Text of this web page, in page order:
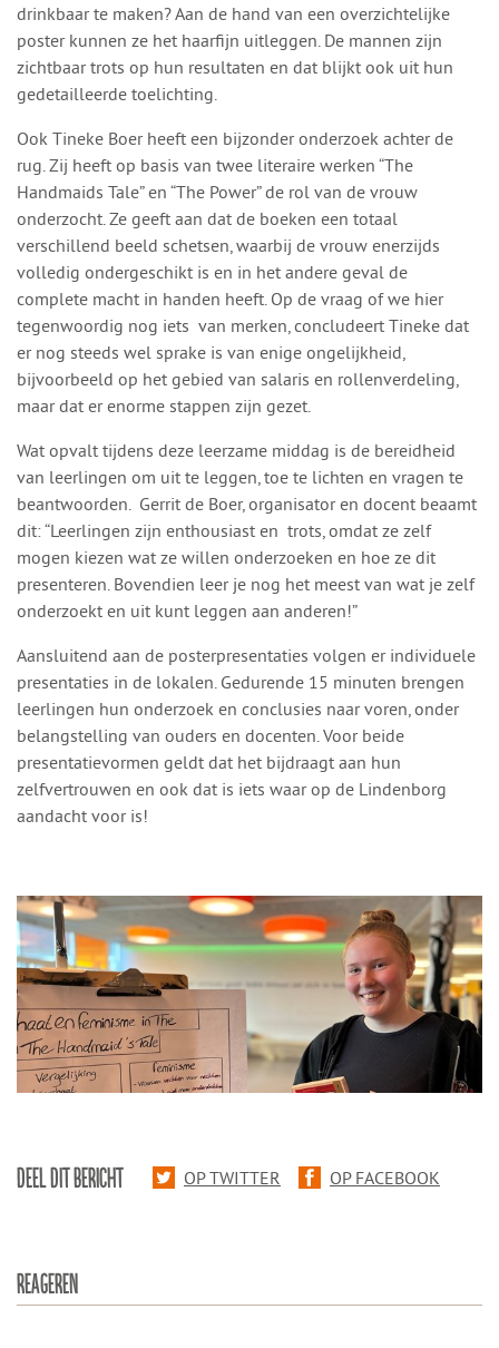
drinkbaar te maken? Aan de hand van een overzichtelijke
poster kunnen ze het haarfijn uitleggen. De mannen zijn
zichtbaar trots op hun resultaten en dat blijkt ook uit hun
gedetailleerde toelichting.
Ook Tineke Boer heeft een bijzonder onderzoek achter de
rug. Zij heeft op basis van twee literaire werken “The
Handmaids Tale” en “The Power” de rol van de vrouw
onderzocht. Ze geeft aan dat de boeken een totaal
verschillend beeld schetsen, waarbij de vrouw enerzijds
volledig ondergeschikt is en in het andere geval de
complete macht in handen heeft. Op de vraag of we hier
tegenwoordig nog iets van merken, concludeert Tineke dat
er nog steeds wel sprake is van enige ongelijkheid,
bijvoorbeeld op het gebied van salaris en rollenverdeling,
maar dat er enorme stappen zijn gezet.
Wat opvalt tijdens deze leerzame middag is de bereidheid
van leerlingen om uit te leggen, toe te lichten en vragen te
beantwoorden. Gerrit de Boer, organisator en docent beaamt
dit: “Leerlingen zijn enthousiast en trots, omdat ze zelf
mogen kiezen wat ze willen onderzoeken en hoe ze dit
presenteren. Bovendien leer je nog het meest van wat je zelf
onderzoekt en uit kunt leggen aan anderen!”
Aansluitend aan de posterpresentaties volgen er individuele
presentaties in de lokalen. Gedurende 15 minuten brengen
leerlingen hun onderzoek en conclusies naar voren, onder
belangstelling van ouders en docenten. Voor beide
presentatievormen geldt dat het bijdraagt aan hun
zelfvertrouwen en ook dat is iets waar op de Lindenborg
aandacht voor is!
DEEL DIT BERICHT OP TWITTER OP FACEBOOK
REAGEREN